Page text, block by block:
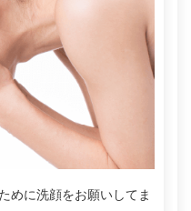
めに洗顔をお願いしてま